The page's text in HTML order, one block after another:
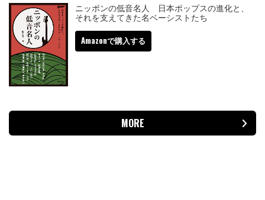
ニッポンの低音名人 日本ポップスの進化と、
それを支えてきた名ベーシストたち
Amazonで購入する
MORE